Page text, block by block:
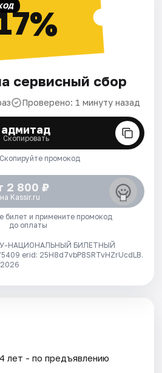
сервисный сбор
Проверено: 1 минуту назад
адмитад
Скопировать
промокод
2 800 ₽
на Kassir.ru
билет и примените промокод
до оплаты
НАЦИОНАЛЬНЫЙ БИЛЕТНЫЙ
erid: 25H8d7vbP8SRTvHZrUcdLB.
2026
лет - по предъявлению